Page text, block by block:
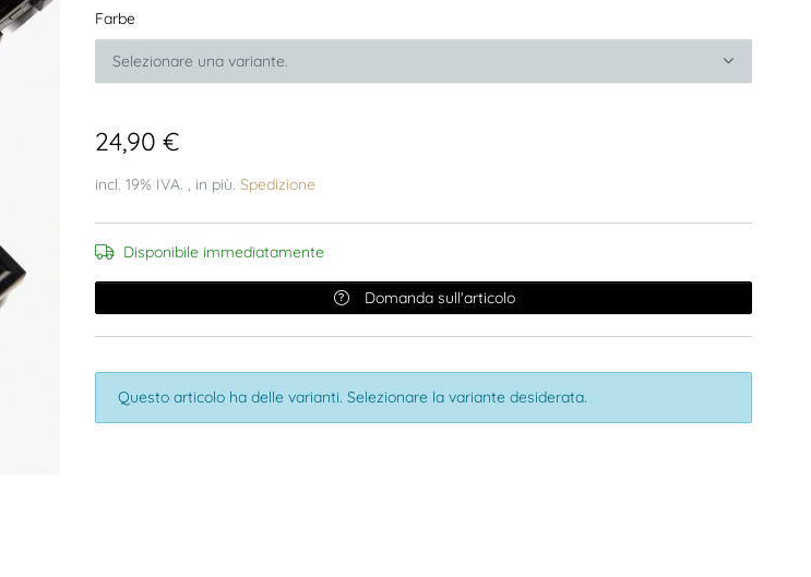
Farbe
Selezionare una variante.
24,90 €
incl. 19% IVA. , in più. Spedizione
Disponibile immediatamente
Domanda sull'articolo
x
Questo articolo ha delle varianti. Selezionare la variante desiderata.